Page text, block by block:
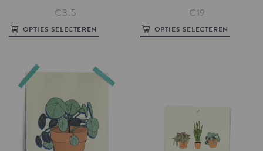
€3.5
OPTIES SELECTEREN
€19
OPTIES SELECTEREN